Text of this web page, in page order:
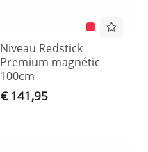
Niveau Redstick
Premium magnétic
100cm
€ 141,95